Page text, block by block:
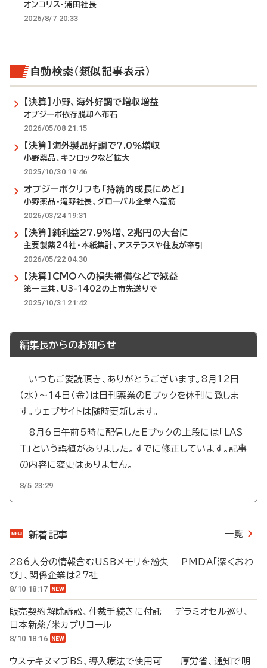
オンコリス・浦田社長
2026/8/7 20:33
自動検索（類似記事表示）
【決算】小野、海外好調で増収増益
オプジーボ依存脱却へ布石
2026/05/08 21:15
【決算】海外製品好調で7.0％増収
小野薬品、キンロックなど拡大
2025/10/30 19:46
オプジーボクリフも「持続的成長にめど」
小野薬品・滝野社長、グローバル企業へ道筋
2026/03/24 19:31
【決算】純利益27.9％増、2兆円の大台に
主要製薬24社・本紙集計、アステラスや住友が牽引
2026/05/22 04:30
【決算】CMOへの損失補償などで減益
第一三共、U3-1402の上市先送りで
2025/10/31 21:42
編集長からのお知らせ
いつもご愛読頂き、ありがとうございます。8月12日
（水）～14日（金）は日刊薬業のEブックを休刊に致しま
す。ウェブサイトは随時更新します。
8月6日午前5時に配信したEブックの上段には「LAS
T」という誤植がありました。すでに修正しています。記事
の内容に変更はありません。
8/5 23:29
新着記事 一覧
286人分の情報含むUSBメモリを紛失 PMDA「深くおわ
び」、関係企業は27社
8/10 18:17
販売契約解除訴訟、仲裁手続きに付託 デラミオセル巡り、
日本新薬/米カプリコール
8/10 18:16
ウステキヌマブBS、導入療法で使用可 厚労省、通知で明